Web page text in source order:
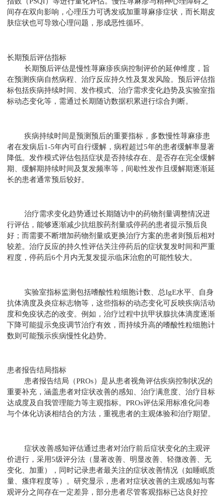
间存在双向影响，心理压力可诱发或加重荨麻疹症状，而长期皮
肤症状也可导致心理问题，形成恶性循环。
长期预后评估指标
长期预后评估是慢性荨麻疹疾病控制评价的延伸维度，旨
在预测疾病自然病程、治疗反应持久性及复发风险。预后评估指
标包括疾病持续时间、发作模式、治疗需求变化趋势及实验室指
标动态变化等，需通过长期随访数据积累进行综合判断。
疾病持续时间是预测预后的重要指标，多数慢性荨麻疹患
者在发病后1-5年内可自行缓解，病程超过5年的患者缓解率显著
降低。发作模式评估包括症状是否持续存在、是否存在完全缓解
期、缓解期持续时间及复发频率等，间歇性发作且缓解期逐渐延
长的患者通常预后较好。
治疗需求变化趋势通过长期随访中的药物剂量调整情况进
行评估，能够逐渐减少抗组胺药剂量或停药的患者提示预后良
好；而需要不断增加药物剂量或更换治疗方案的患者则预后相对
较差。治疗反应的持久性评估关注停药后的症状复发时间和严重
程度，停药后6个月内无复发提示临床治愈的可能性较大。
实验室指标监测包括嗜酸性粒细胞计数、总IgE水平、自身
抗体滴度及炎症标志物等，这些指标的动态变化可反映疾病活动
度和免疫状态的改变。例如，治疗过程中抗甲状腺抗体滴度逐渐
下降可能提示免疫调节治疗有效，而持续升高的嗜酸性粒细胞计
数则可能预示疾病慢性化趋势。
患者报告结局指标
患者报告结局（PROs）是从患者视角评估疾病控制状况的
重要补充，涵盖患者对症状改善的感知、治疗满意度、治疗目标
达成度及自我管理能力等主观指标。PROs评估采用标准化问卷
与个体化访谈相结合的方法，重视患者的主观体验和治疗期望。
症状改善感知评估通过患者对治疗前后症状变化的主观评
价进行，采用5级评分法（显著改善、明显改善、轻微改善、无
变化、加重），同时记录患者最关注的症状改善情况（如睡眠质
量、瘙痒程度等）。研究显示，患者对症状改善的主观感知与客
观评分之间存在一定差异，部分患者尽管客观指标已达良好控